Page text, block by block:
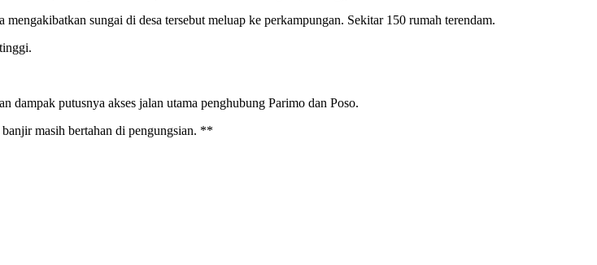
sungai di desa tersebut meluap ke perkampungan. Sekitar 150 rumah terendam.
putusnya akses jalan utama penghubung Parimo dan Poso.
masih bertahan di pengungsian. **